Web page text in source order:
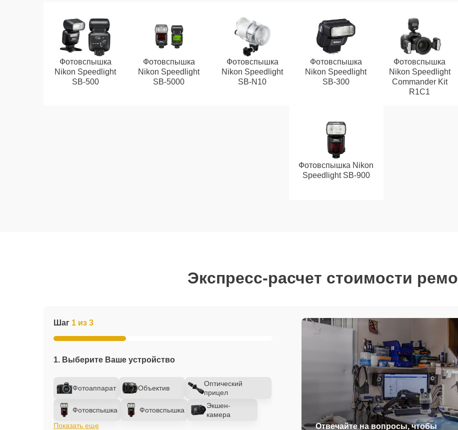
Фотовспышка
Nikon Speedlight
SB-500
Фотовспышка
Nikon Speedlight
SB-5000
Фотовспышка
Nikon Speedlight
SB-N10
Фотовспышка
Nikon Speedlight
SB-300
Фотовспышка
Nikon Speedlight
Commander Kit
R1C1
Фотовспышка Nikon
Speedlight SB-900
Экспресс-расчет стоимости
Шаг 1 из 3
1. Выберите Ваше устройство
Фотоаппарат Объектив
Оптический
прицел
Фотовспышка Фотовспышка
Экшен-
камера
Показать еще
Отвечайте на вопросы, чтобы